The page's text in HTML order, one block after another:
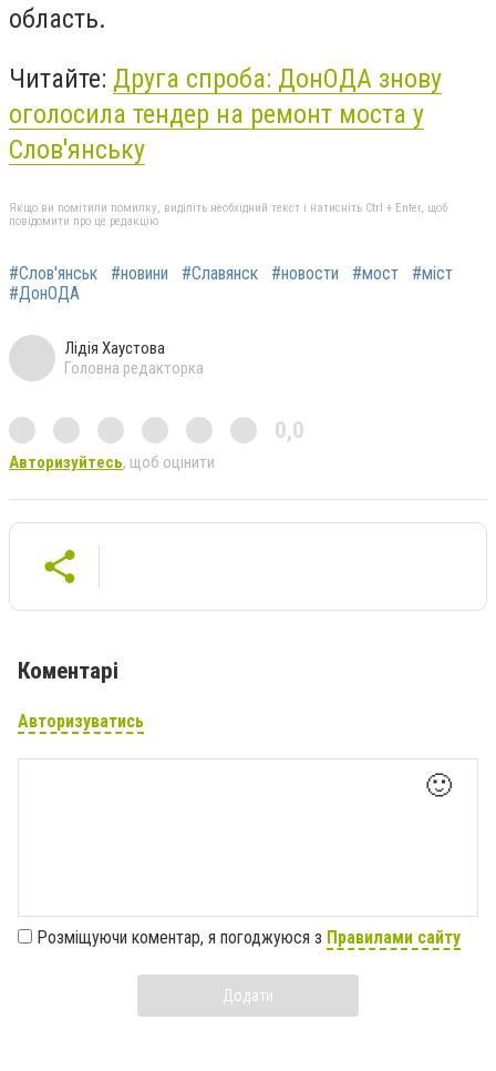
область.
Читайте: Друга спроба: ДонОДА знову
оголосила тендер на ремонт моста у
Слов'янську
Якщо ви помітили помилку, виділіть необхідний текст і натисніть Ctrl + Enter, щоб
повідомити про це редакцію
#Слов'янськ #новини #Славянск #новости #мост
#міст
#ДонОДА
Лідія Хаустова
Головна редакторка
0,0
Авторизуйтесь, щоб оцінити
Коментарі
Авторизуватись
🙂
Розміщуючи коментар, я погоджуюся з Правилами сайту
Додати